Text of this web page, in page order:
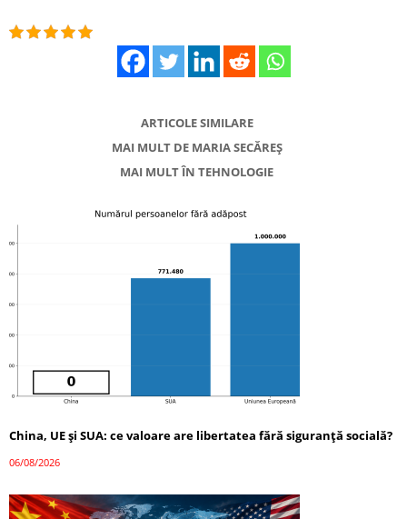
ARTICOLE SIMILARE
MAI MULT DE MARIA SECĂREȘ
MAI MULT ÎN TEHNOLOGIE
China, UE și SUA: ce valoare are libertatea fără siguranță socială?
06/08/2026